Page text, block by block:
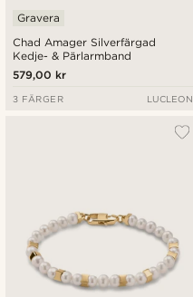
Chad Amager Silverfärgad
Kedje- & Pärlarmband
Gravera
579,00 kr
3 FÄRGER LUCLEON